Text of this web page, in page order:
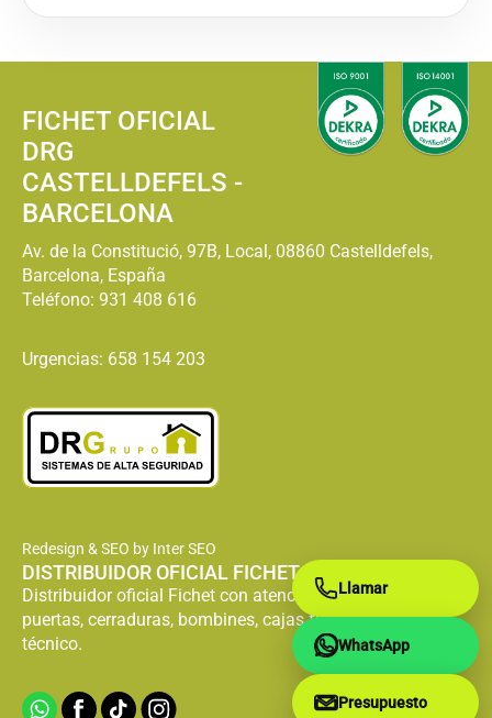
FICHET OFICIAL
DRG
CASTELLDEFELS -
BARCELONA
Av. de la Constitució, 97B, Local, 08860 Castelldefels,
Barcelona, España
Teléfono: 931 408 616
Urgencias: 658 154 203
Redesign & SEO by Inter SEO
DISTRIBUIDOR OFICIAL FICHET
Distribuidor oficial Fichet con atención especializada en
puertas, cerraduras, bombines, cajas fuertes y servicio
técnico.
Llamar
WhatsApp
Presupuesto